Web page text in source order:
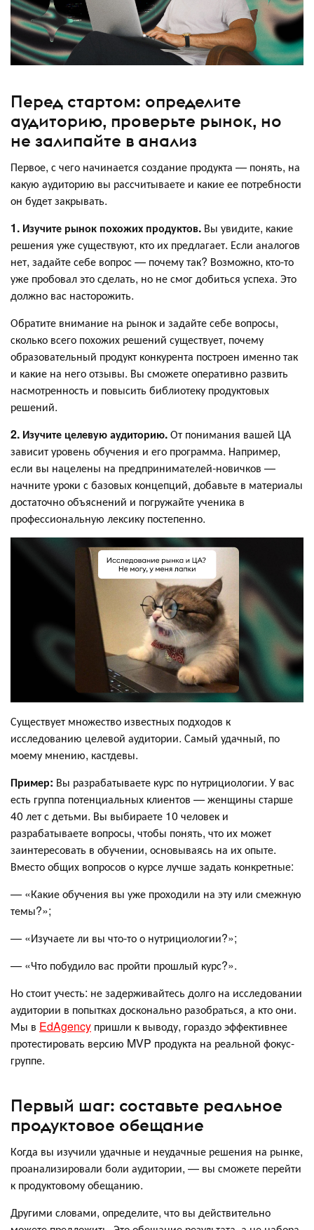
Перед стартом: определите
аудиторию, проверьте рынок, но
не залипайте в анализ
Первое, с чего начинается создание продукта — понять, на
какую аудиторию вы рассчитываете и какие ее потребности
он будет закрывать.
1. Изучите рынок похожих продуктов. Вы увидите, какие
решения уже существуют, кто их предлагает. Если аналогов
нет, задайте себе вопрос — почему так? Возможно, кто-то
уже пробовал это сделать, но не смог добиться успеха. Это
должно вас насторожить.
Обратите внимание на рынок и задайте себе вопросы,
сколько всего похожих решений существует, почему
образовательный продукт конкурента построен именно так
и какие на него отзывы. Вы сможете оперативно развить
насмотренность и повысить библиотеку продуктовых
решений.
2. Изучите целевую аудиторию.От понимания вашей ЦА
зависит уровень обучения и его программа. Например,
если вы нацелены на предпринимателей-новичков —
начните уроки с базовых концепций, добавьте в материалы
достаточно объяснений и погружайте ученика в
профессиональную лексику постепенно.
Существует множество известных подходов к
исследованию целевой аудитории. Самый удачный, по
моему мнению, кастдевы.
Пример: Вы разрабатываете курс по нутрициологии. У вас
есть группа потенциальных клиентов — женщины старше
40 лет с детьми. Вы выбираете 10 человек и
разрабатываете вопросы, чтобы понять, что их может
заинтересовать в обучении, основываясь на их опыте.
Вместо общих вопросов о курсе лучше задать конкретные:
— «Какие обучения вы уже проходили на эту или смежную
темы?»;
— «Изучаете ли вы что-то о нутрициологии?»;
— «Что побудило вас пройти прошлый курс?».
Но стоит учесть: не задерживайтесь долго на исследовании
аудитории в попытках досконально разобраться, а кто они.
Мы в EdAgency пришли к выводу, гораздо эффективнее
протестировать версию MVP продукта на реальной фокус-
группе.
Первый шаг: составьте реальное
продуктовое обещание
Когда вы изучили удачные и неудачные решения на рынке,
проанализировали боли аудитории, — вы сможете перейти
к продуктовому обещанию.
Другими словами, определите, что вы действительно